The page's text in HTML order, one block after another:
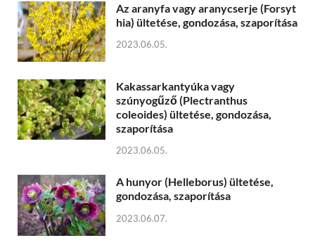
Az aranyfa vagy aranycserje (Forsyt
hia) ültetése, gondozása, szaporítása
2023.06.05.
Kakassarkantyúka vagy
szúnyogűző (Plectranthus
coleoides) ültetése, gondozása,
szaporítása
2023.06.05.
A hunyor (Helleborus) ültetése,
gondozása, szaporítása
2023.06.07.